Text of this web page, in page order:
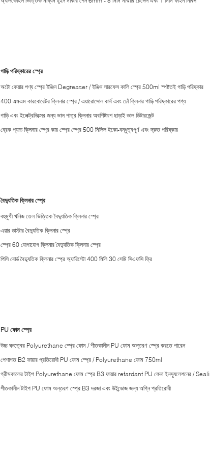
গাড়ি পরিষ্কারের স্প্রে
অটো কেয়ার পণ্য স্প্রে ইঞ্জিন Degreaser / ইঞ্জিন সারফেস কালি স্প্রে 500ml স্পষ্টতই গাড়ি পরিষ্কার
400 এমএম কারবোরেটর ক্লিনার স্প্রে / এয়ারোসোল কার্ব এবং চোঁ ক্লিনার গাড়ি পরিষ্কারের পণ্য
গাড়ি এবং ইলেক্ট্রনিক্সের জন্য ভাল পাত্র ক্লিনার অবশিষ্টাংশ ছাড়াই ভাল ডিটারজেন্ট
ব্রেক প্যাড ক্লিনার স্প্রে কার স্প্রে স্প্রে 500 মিলিল ইকো-বন্ধুত্বপূর্ণ এবং দ্রুত পরিষ্কার
বৈদ্যুতিক ক্লিনার স্প্রে
বহুমুখী খনিজ তেল ভিত্তিক বৈদ্যুতিক ক্লিনার স্প্রে
এয়ার ডাস্টার বৈদ্যুতিক ক্লিনার স্প্রে
স্প্রে 60 যোগাযোগ ক্লিনার বৈদ্যুতিক ক্লিনার স্প্রে
পিসি বোর্ড বৈদ্যুতিক ক্লিনার স্প্রে অ্যারিস্টো 400 মিলি 30 সেমি সিএফসি ফ্রি
PU ফোম স্প্রে
উচ্চ ঘনত্বের Polyurethane স্প্রে ফোম / শীতকালীন PU ফোম অন্তরণ স্প্রে করতে পারেন
পেশাগত B2 ফায়ার প্রতিরোধী PU ফোম স্প্রে / Polyurethane ফোম 750ml
গ্রীষ্মকালের টাইপ Polyurethane ফোম স্প্রে B3 ​​ফায়ার retardant PU ফেনা ইনস্যুলেশনের /
শীতকালীন টাইপ PU ফোম অন্তরণ স্প্রে B3 ​​দরজা এবং উইন্ডোজ জন্য অগ্নি প্রতিরোধী